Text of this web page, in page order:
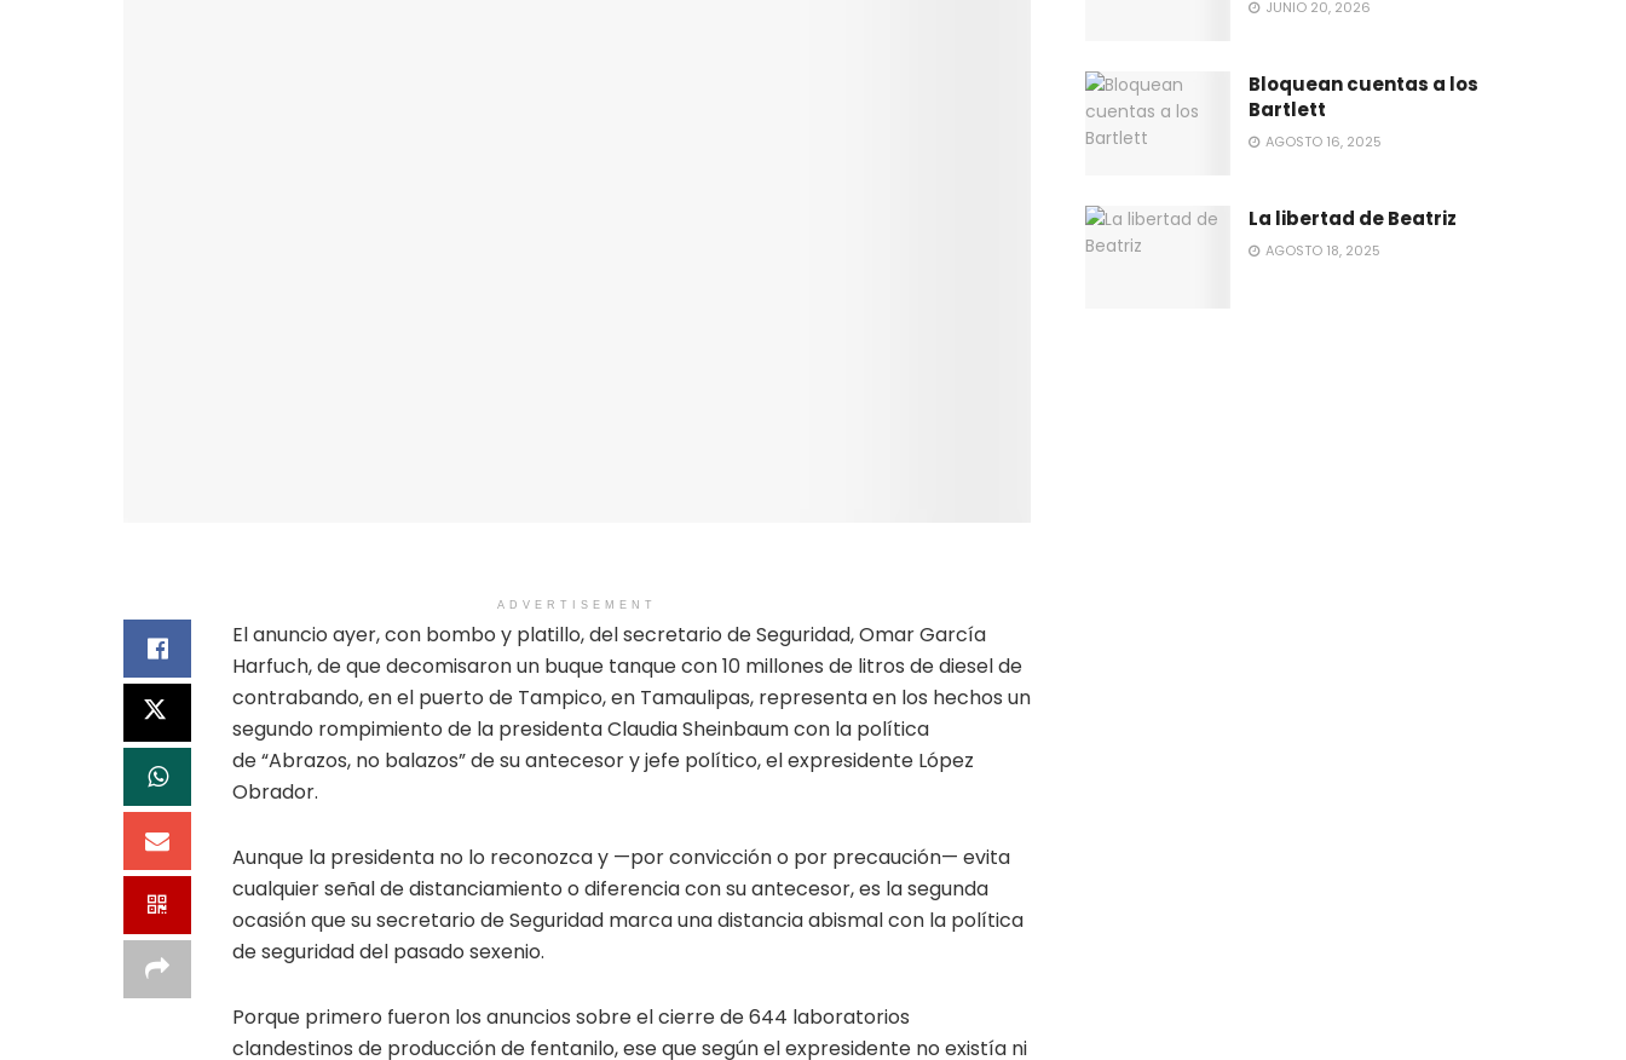
ADVERTISEMENT
El anuncio ayer, con bombo y platillo, del secretario de Seguridad, Omar García
Harfuch, de que decomisaron un buque tanque con 10 millones de litros de diesel de
contrabando, en el puerto de Tampico, en Tamaulipas, representa en los hechos un
segundo rompimiento de la presidenta Claudia Sheinbaum con la política
de “Abrazos, no balazos” de su antecesor y jefe político, el expresidente López
Obrador.
Aunque la presidenta no lo reconozca y —por convicción o por precaución— evita
cualquier señal de distanciamiento o diferencia con su antecesor, es la segunda
ocasión que su secretario de Seguridad marca una distancia abismal con la política
de seguridad del pasado sexenio.
Porque primero fueron los anuncios sobre el cierre de 644 laboratorios
clandestinos de producción de fentanilo, ese que según el expresidente no existía ni
JUNIO 20, 2026
Bloquean cuentas a los
Bartlett
AGOSTO 16, 2025
La libertad de Beatriz
AGOSTO 18, 2025